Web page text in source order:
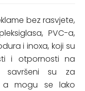
bez rasvjete,
PVC-a,
i inoxa, koji su
i otpornosti na
savršeni su za
a mogu se lako